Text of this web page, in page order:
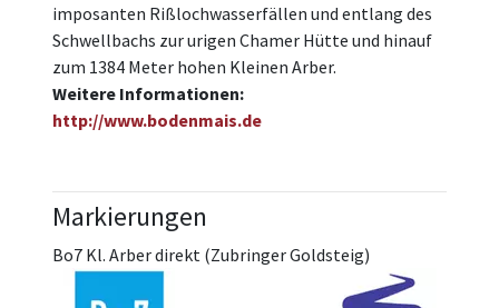
imposanten Rißlochwasserfällen und entlang des
Schwellbachs zur urigen Chamer Hütte und hinauf
zum 1384 Meter hohen Kleinen Arber.
Weitere Informationen:
http://www.bodenmais.de
Markierungen
Bo7 Kl. Arber direkt (Zubringer Goldsteig)